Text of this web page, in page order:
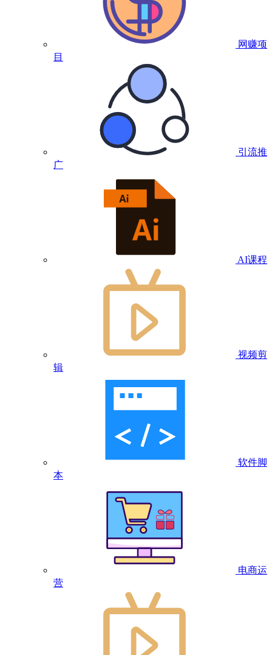
网赚项
目
引流推
广
AI课程
视频剪
辑
软件脚
本
电商运
营